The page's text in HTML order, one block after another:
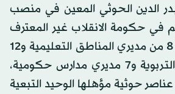
الدين الحوثي المعين في منصب
في حكومة الانقلاب غير المعترف
بها، تضمنت إطاحة 8 من مديري المناطق التعليمية و12
من مديري الإدارات التربوية و7 مديري مدارس حكومية،
حوثية مؤهلها الوحيد التبعية